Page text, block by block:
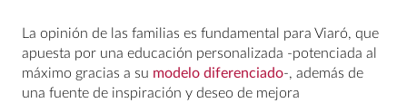
La opinión de las familias es fundamental para Viaró, que
apuesta por una educación personalizada -potenciada al
máximo gracias a su modelo diferenciado-, además de
una fuente de inspiración y deseo de mejora